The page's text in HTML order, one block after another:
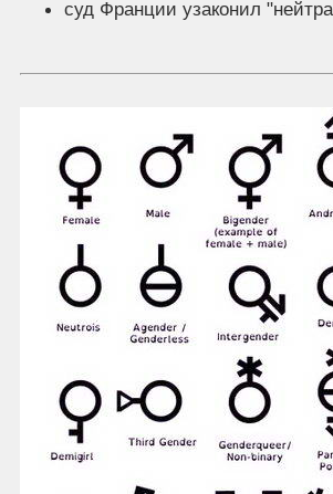
cуд Франции узаконил